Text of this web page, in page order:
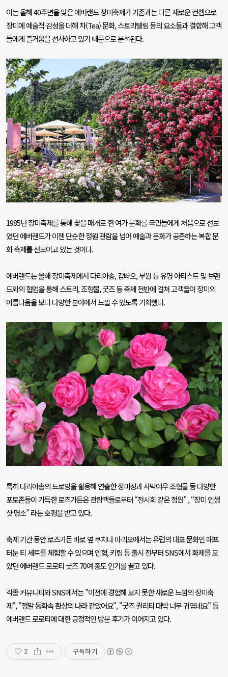
이는 올해40주년을 맞은 에버랜드 장미축제가 기존과는 다른 새로운 컨셉으로
장미에 예술적 감성을 더해 차(Tea)문화,스토리텔링 등의 요소들과 결합해 고객
들에게 즐거움을 선사하고 있기 때문으로 분석된다.
1985년 장미축제를 통해 꽃을 매개로 한 여가 문화를 국민들에게 처음으로 선보
였던 에버랜드가 이젠 단순한 정원 관람을 넘어 예술과 문화가 공존하는 복합 문
화 축제를 선보이고 있는 것이다.
에버랜드는 올해 장미축제에서 다리아송,갑빠오,부원 등 유명 아티스트 및 브랜
드와의 협업을 통해 스토리,조형물,굿즈 등 축제 전반에 걸쳐 고객들이 장미의
아름다움을 보다 다양한 분야에서 느낄 수 있도록 기획했다.
특히 다리아송의 드로잉을 활용해 연출한 장미성과 사막여우 조형물 등 다양한
포토존들이 가득한 로즈가든은 관람객들로부터 “전시회 같은 정원”,“장미 인생
샷 명소” 라는 호평을 받고 있다.
축제 기간 동안 로즈가든 바로 옆 쿠치나 마리오에서는 유럽의 대표 문화인 애프
터눈 티 세트를 체험할 수 있으며 인형,키링 등 출시 전부터SNS에서 화제를 모
았던 에버랜드 로로티 굿즈70여 종도 인기를 끌고 있다.
각종 커뮤니티와SNS에서는"이전에 경험해 보지 못한 새로운 느낌의 장미축
제", "정말 동화속 환상의 나라 같았어요", "굿즈 퀄리티 대박 너무 귀엽네요"등
에버랜드 로로티에 대한 긍정적인 방문 후기가 이어지고 있다.
2 구독하기